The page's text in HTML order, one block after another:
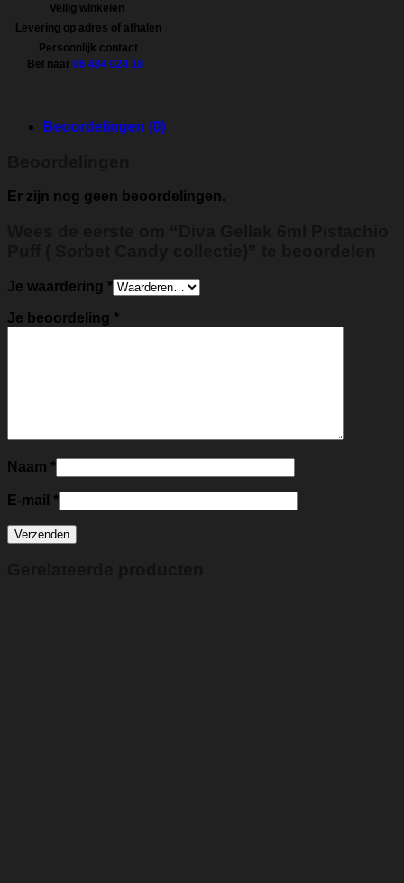
Candy
collectie)
Veilig winkelen
Levering op adres of afhalen
Persoonlijk contact
Bel naar 06 484 024 18
Beoordelingen (0)
Er zijn nog geen beoordelingen.
Je waardering *
Je beoordeling *
Naam *
E-mail *